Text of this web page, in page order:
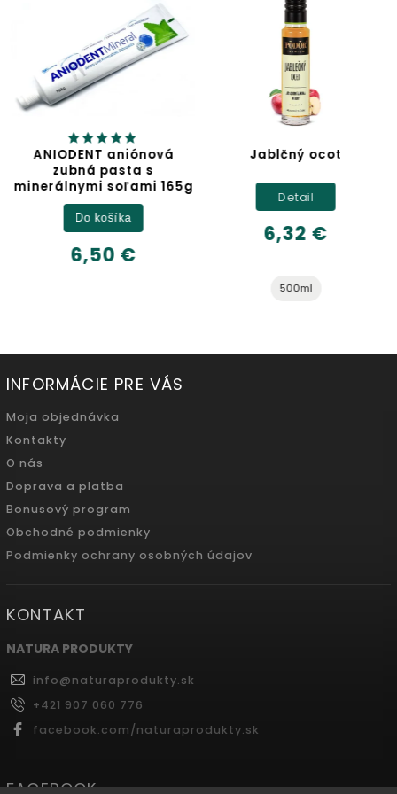
ANIODENT aniónová
zubná pasta s
minerálnymi soľami 165g
6,50 €
Do košíka
Jablčný ocot
6,32 €
Detail
500ml
INFORMÁCIE PRE VÁS
Moja objednávka
Kontakty
O nás
Doprava a platba
Bonusový program
Obchodné podmienky
Podmienky ochrany osobných údajov
KONTAKT
NATURA PRODUKTY
info@naturaprodukty.sk
+421 907 060 776
facebook.com/naturaprodukty.sk
FACEBOOK